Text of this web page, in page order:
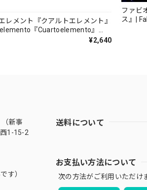
レメント『クアルトエレメント』
『Cuartoelemento』
¥2,640
ファビ
ス』|
新事
1-15-2
す）
送料について
お支払い方法について
次の方法がご利用いただけ